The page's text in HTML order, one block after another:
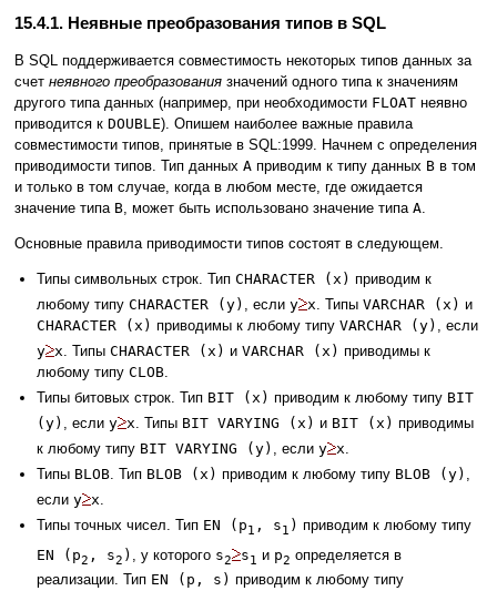
15.4.1. Неявные преобразования типов в SQL
В SQL поддерживается совместимость некоторых типов данных за
счет неявного преобразования значений одного типа к значениям
другого типа данных (например, при необходимости FLOAT неявно
приводится к DOUBLE). Опишем наиболее важные правила
совместимости типов, принятые в SQL:1999. Начнем с определения
приводимости типов. Тип данных A приводим к типу данных B в том
и только в том случае, когда в любом месте, где ожидается
значение типа B , может быть использовано значение типа A
Основные правила приводимости типов состоят в следующем.
Типы символьных строк. Тип CHARACTER (x) приводим к
любому типу CHARACTER (y) , если y x . Типы VARCHAR (x) и
CHARACTER (x) приводимы к любому типу VARCHAR (y)
, если
y x . Типы CHARACTER (x) и VARCHAR (x) приводимы к
любому типу CLOB
Типы битовых строк. Тип BIT (x) приводим к любому типу BIT
(y)
, если y x . Типы BIT VARYING (x) и BIT (x) приводимы
к любому типу BIT VARYING (y) , если y x
Типы BLOB . Тип BLOB (x) приводим к любому типу BLOB (y)
если y x
Типы точных чисел. Тип EN (p1 , s1 ) приводим к любому типу
EN (p2 , s2 ) , у которого s2 s1 и p2 определяется в
реализации. Тип EN (p, s) приводим к любому типу